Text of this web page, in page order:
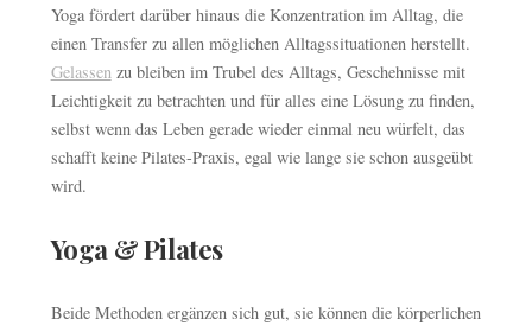
Yoga fördert darüber hinaus die Konzentration im Alltag, die
einen Transfer zu allen möglichen Alltagssituationen herstellt.
Gelassenzu bleiben im Trubel des Alltags, Geschehnisse mit
Leichtigkeit zu betrachten und für alles eine Lösung zu finden,
selbst wenn das Leben gerade wieder einmal neu würfelt, das
schafft keine Pilates-Praxis, egal wie lange sie schon ausgeübt
wird.
Yoga & Pilates
Beide Methoden ergänzen sich gut, sie können die körperlichen